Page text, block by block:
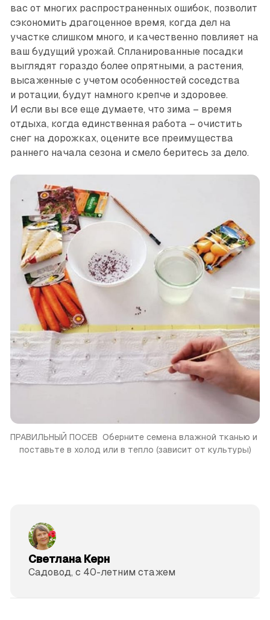
вас от многих распространенных ошибок, позволит
сэкономить драгоценное время, когда дел на
участке слишком много, и качественно повлияет на
ваш будущий урожай. Спланированные посадки
выглядят гораздо более опрятными, а растения,
высаженные с учетом особенностей соседства
и ротации, будут намного крепче и здоровее.
И если вы все еще думаете, что зима – время
отдыха, когда единственная работа – очистить
снег на дорожках, оцените все преимущества
раннего начала сезона и смело беритесь за дело.
ПРАВИЛЬНЫЙ ПОСЕВ
Оберните семена влажной тканью и
поставьте в холод или в тепло (зависит от культуры)
Светлана Керн
Садовод, с 40-летним стажем